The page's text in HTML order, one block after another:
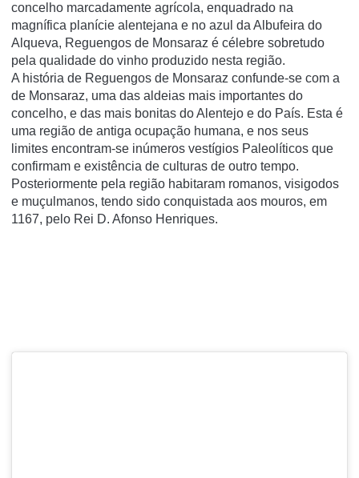
concelho marcadamente agrícola, enquadrado na
magnífica planície alentejana e no azul da Albufeira do
Alqueva, Reguengos de Monsaraz é célebre sobretudo
pela qualidade do vinho produzido nesta região.
A história de Reguengos de Monsaraz confunde-se com a
de Monsaraz, uma das aldeias mais importantes do
concelho, e das mais bonitas do Alentejo e do País. Esta é
uma região de antiga ocupação humana, e nos seus
limites encontram-se inúmeros vestígios Paleolíticos que
confirmam e existência de culturas de outro tempo.
Posteriormente pela região habitaram romanos, visigodos
e muçulmanos, tendo sido conquistada aos mouros, em
1167, pelo Rei D. Afonso Henriques.